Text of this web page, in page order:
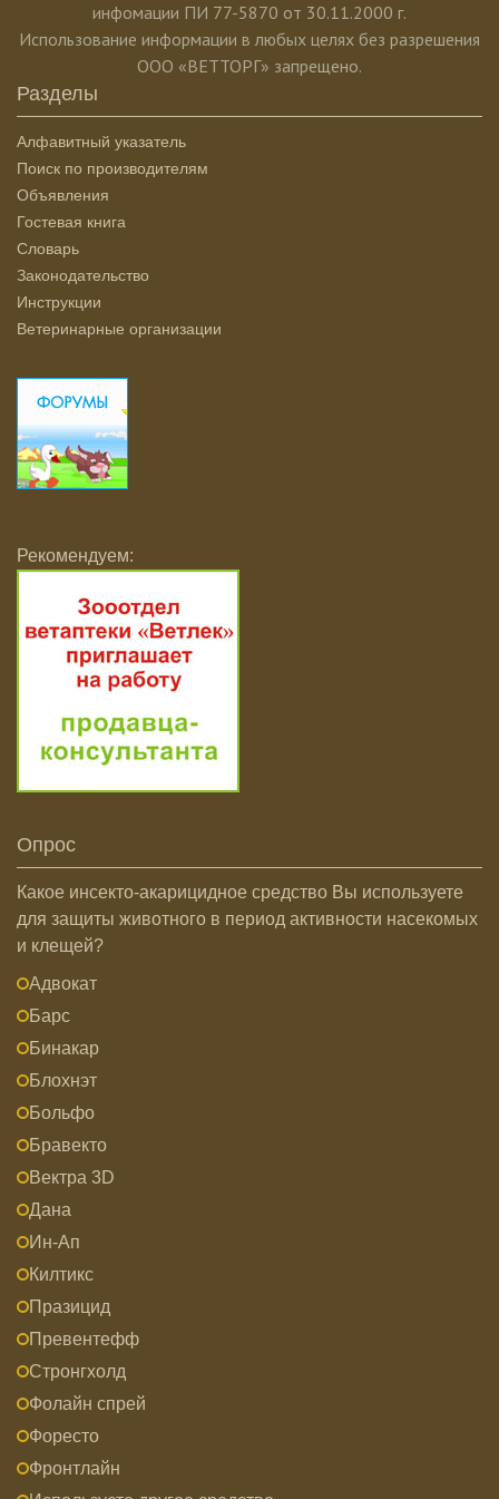
инфомации ПИ 77-5870 от 30.11.2000 г.
Использование информации в любых целях без разрешения
ООО «ВЕТТОРГ» запрещено.
Разделы
Алфавитный указатель
Поиск по производителям
Объявления
Гостевая книга
Словарь
Законодательство
Инструкции
Ветеринарные организации
Рекомендуем:
Опрос
Какое инсекто-акарицидное средство Вы используете
для защиты животного в период активности насекомых
и клещей?
Адвокат
Барс
Бинакар
Блохнэт
Больфо
Бравекто
Вектра 3D
Дана
Ин-Ап
Килтикс
Празицид
Превентефф
Стронгхолд
Фолайн спрей
Форесто
Фронтлайн